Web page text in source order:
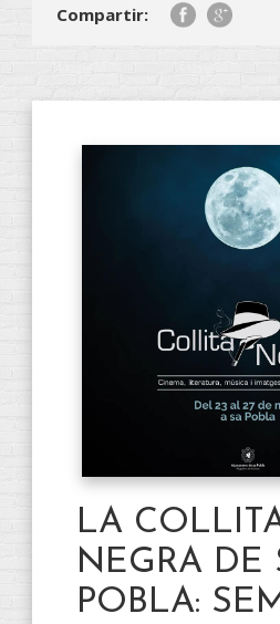
Compartir:
LA
NEGRA DE
POBLA: